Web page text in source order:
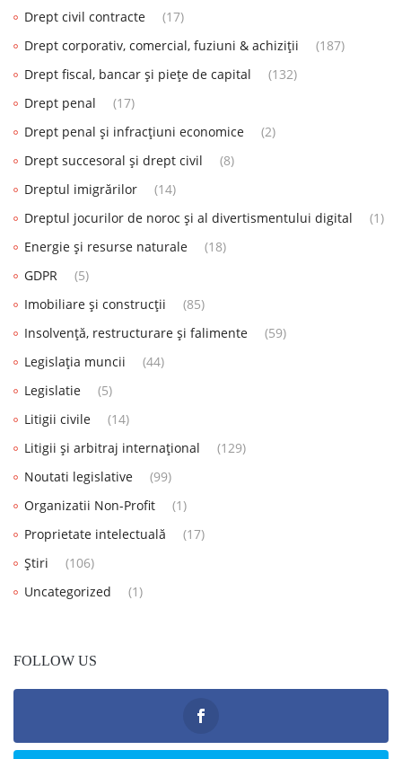
Drept civil contracte
(17)
Drept corporativ, comercial, fuziuni & achiziții
(187)
Drept fiscal, bancar și piețe de capital
(132)
Drept penal
(17)
Drept penal și infracțiuni economice
(2)
Drept succesoral și drept civil
(8)
Dreptul imigrărilor
(14)
Dreptul jocurilor de noroc și al divertismentului digital
(1)
Energie și resurse naturale
(18)
GDPR
(5)
Imobiliare și construcții
(85)
Insolvență, restructurare și falimente
(59)
Legislația muncii
(44)
Legislatie
(5)
Litigii civile
(14)
Litigii și arbitraj internațional
(129)
Noutati legislative
(99)
Organizatii Non-Profit
(1)
Proprietate intelectuală
(17)
Știri
(106)
Uncategorized
(1)
FOLLOW US